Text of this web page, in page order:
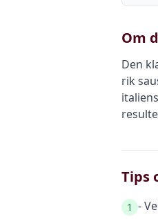
Om
Den
rik
Tips
1 -